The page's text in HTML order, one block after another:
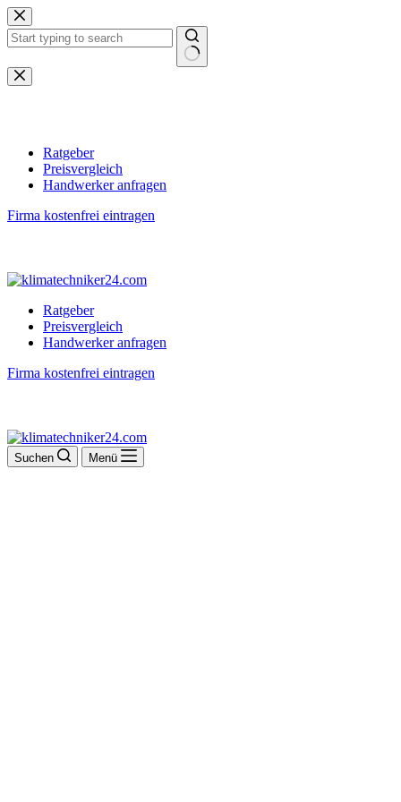
Zum
Inhalt
springen
Keine
Ergebnisse
Ratgeber
Preisvergleich
Handwerker anfragen
Firma kostenfrei eintragen
Ratgeber
Preisvergleich
Handwerker anfragen
Firma kostenfrei eintragen
Suchen Menü